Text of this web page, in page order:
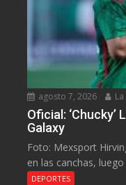
agosto 7, 2026
Oficial:
Galaxy
Foto: Mexsport
en las canchas, luego
DEPORTES